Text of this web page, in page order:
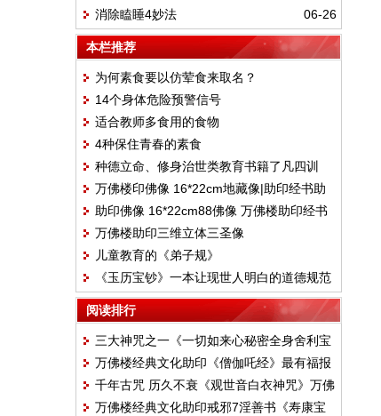
06-26
消除瞌睡4妙法
本栏推荐
为何素食要以仿荤食来取名？
14个身体危险预警信号
适合教师多食用的食物
4种保住青春的素食
种德立命、修身治世类教育书籍了凡四训
万佛楼印佛像 16*22cm地藏像|助印经书助
印
助印佛像 16*22cm88佛像 万佛楼助印经书
万佛楼助印三维立体三圣像
儿童教育的《弟子规》
《玉历宝钞》一本让现世人明白的道德规范
阅读排行
三大神咒之一《一切如来心秘密全身舍利宝
箧印罗尼经 》万佛楼经典文化助印经书
万佛楼经典文化助印《僧伽吒经》最有福报
的经
千年古咒 历久不衰《观世音白衣神咒》万佛
楼经典文化助印经书
万佛楼经典文化助印戒邪7淫善书《寿康宝